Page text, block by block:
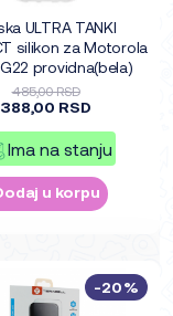
ULTRA TANKI
silikon za Motorola
providna(bela)
485,00 RSD
388,00 RSD
Ima na stanju
u korpu
-20%